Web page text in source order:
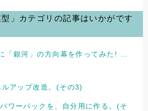
」カテゴリの記事はいかがです
「銀河」の方向幕を作ってみた! …
アップ改造。(その3)
ワーパックを、自分用に作る。(そ